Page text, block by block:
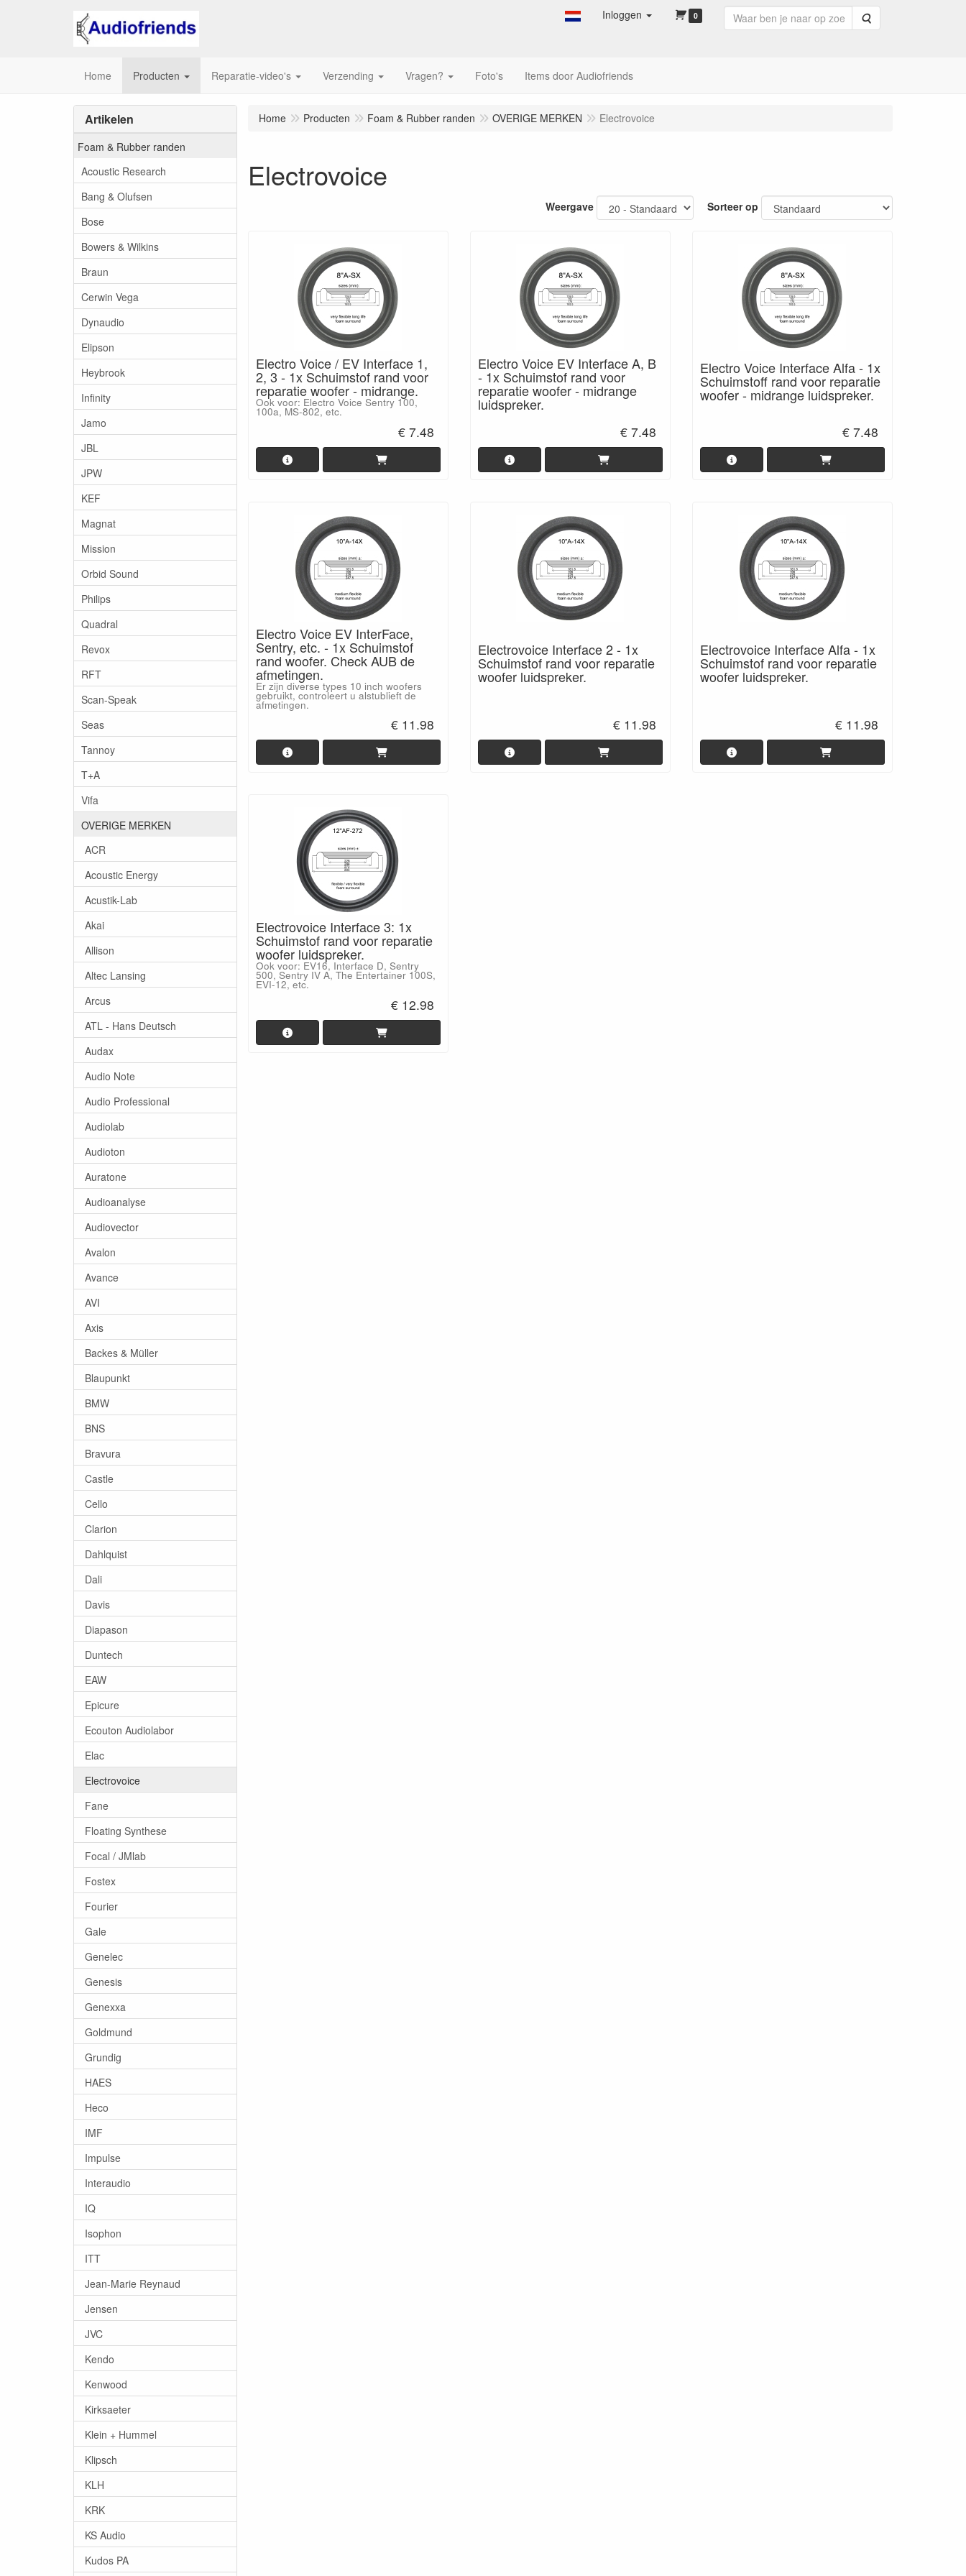
Inloggen 0 Zoeken
Home Producten Reparatie-video's Verzending Vragen? Foto's Items door Audiofriends
Artikelen
Foam & Rubber randen
Acoustic Research
Bang & Olufsen
Bose
Bowers & Wilkins
Braun
Cerwin Vega
Dynaudio
Elipson
Heybrook
Infinity
Jamo
JBL
JPW
KEF
Magnat
Mission
Orbid Sound
Philips
Quadral
Revox
RFT
Scan-Speak
Seas
Tannoy
T+A
Vifa
OVERIGE MERKEN
ACR
Acoustic Energy
Acustik-Lab
Akai
Allison
Altec Lansing
Arcus
ATL - Hans Deutsch
Audax
Audio Note
Audio Professional
Audiolab
Audioton
Auratone
Audioanalyse
Audiovector
Avalon
Avance
AVI
Axis
Backes & Müller
Blaupunkt
BMW
BNS
Bravura
Castle
Cello
Clarion
Dahlquist
Dali
Davis
Diapason
Duntech
EAW
Epicure
Ecouton Audiolabor
Elac
Electrovoice
Fane
Floating Synthese
Focal / JMlab
Fostex
Fourier
Gale
Genelec
Genesis
Genexxa
Goldmund
Grundig
HAES
Heco
IMF
Impulse
Interaudio
IQ
Isophon
ITT
Jean-Marie Reynaud
Jensen
JVC
Kendo
Kenwood
Kirksaeter
Klein + Hummel
Klipsch
KLH
KRK
KS Audio
Kudos PA
Home Producten Foam & Rubber randen OVERIGE MERKEN Electrovoice
Electrovoice
Weergave Sorteer op
Electro Voice / EV Interface 1,
2, 3 - 1x Schuimstof rand voor
reparatie woofer - midrange.
Ook voor: Electro Voice Sentry 100,
100a, MS-802, etc.
€ 7.48
Electro Voice EV Interface A, B
- 1x Schuimstof rand voor
reparatie woofer - midrange
luidspreker.
€ 7.48
Electro Voice Interface Alfa - 1x
Schuimstoff rand voor reparatie
woofer - midrange luidspreker.
€ 7.48
Electro Voice EV InterFace,
Sentry, etc. - 1x Schuimstof
rand woofer. Check AUB de
afmetingen.
Er zijn diverse types 10 inch woofers
gebruikt, controleert u alstublieft de
afmetingen.
€ 11.98
Electrovoice Interface 2 - 1x
Schuimstof rand voor reparatie
woofer luidspreker.
€ 11.98
Electrovoice Interface Alfa - 1x
Schuimstof rand voor reparatie
woofer luidspreker.
€ 11.98
Electrovoice Interface 3: 1x
Schuimstof rand voor reparatie
woofer luidspreker.
Ook voor: EV16, Interface D, Sentry
500, Sentry IV A, The Entertainer 100S,
EVI-12, etc.
€ 12.98